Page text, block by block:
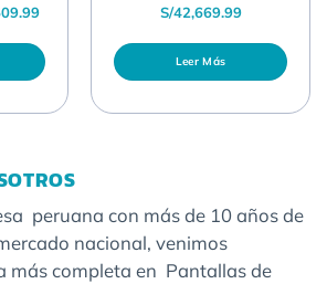
original era: S/11,399.99.
El precio actual es: S/9,509.99.
S/42,669.99
Leer Más
peruana con más de 10 años de
nacional, venimos
más completa en Pantallas de